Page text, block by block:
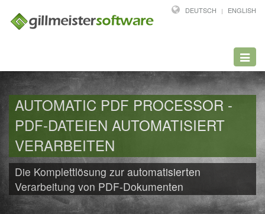
DEUTSCH ENGLISH
AUTOMATIC PDF PROCESSOR -
PDF-DATEIEN AUTOMATISIERT
VERARBEITEN
Die Komplettlösung zur automatisierten
Verarbeitung von PDF-Dokumenten